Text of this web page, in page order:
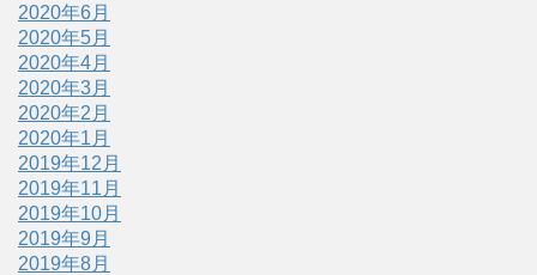
2020年6月
2020年5月
2020年4月
2020年3月
2020年2月
2020年1月
2019年12月
2019年11月
2019年10月
2019年9月
2019年8月